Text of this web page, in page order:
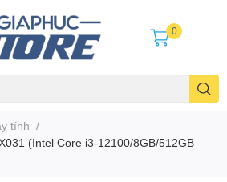
0
tính /
(Intel Core i3-12100/8GB/512GB